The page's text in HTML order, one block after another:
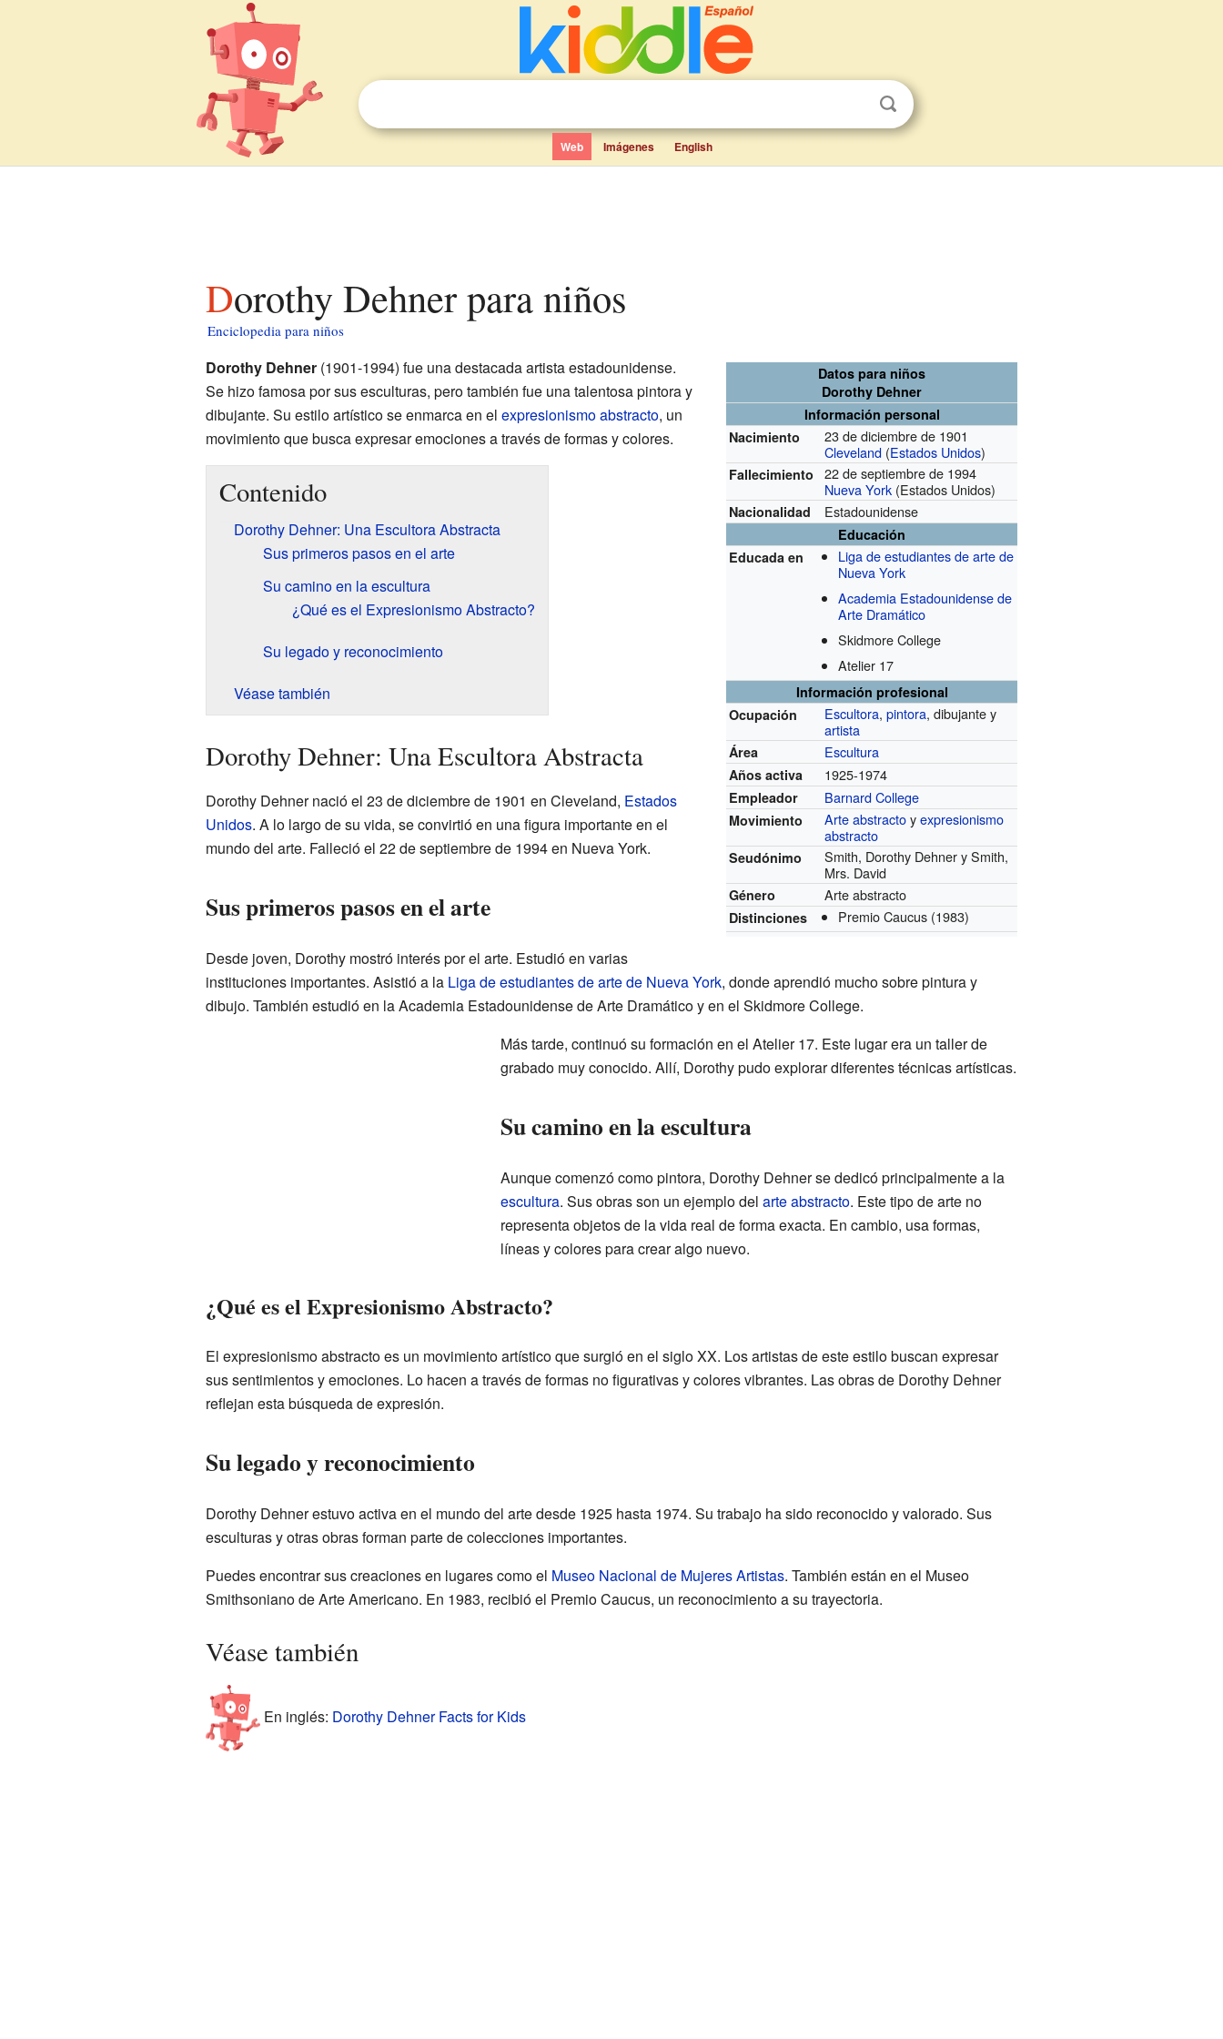
Web Imágenes English
Dorothy Dehner para niños
Enciclopedia para niños
Datos para niños
Dorothy Dehner
Información personal
Nacimiento
23 de diciembre de 1901
Cleveland (Estados Unidos)
Fallecimiento
22 de septiembre de 1994
Nueva York (Estados Unidos)
Nacionalidad Estadounidense
Educación
Educada en
Liga de estudiantes de arte de
Nueva York
Academia Estadounidense de
Arte Dramático
Skidmore College
Atelier 17
Información profesional
Ocupación
Escultora,pintora, dibujante y
artista
Área Escultura
Años activa 1925-1974
Empleador Barnard College
Movimiento Arte abstractoyexpresionismo
abstracto
Seudónimo
Smith, Dorothy Dehner y Smith,
Mrs. David
Género Arte abstracto
Distinciones Premio Caucus (1983)
Dorothy Dehner(1901-1994) fue una destacada artista estadounidense.
Se hizo famosa por sus esculturas, pero también fue una talentosa pintora y
dibujante. Su estilo artístico se enmarca en el expresionismo abstracto, un
movimiento que busca expresar emociones a través de formas y colores.
Contenido
Dorothy Dehner: Una Escultora Abstracta
Sus primeros pasos en el arte
Su camino en la escultura
¿Qué es el Expresionismo Abstracto?
Su legado y reconocimiento
Véase también
Dorothy Dehner: Una Escultora Abstracta
Dorothy Dehner nació el 23 de diciembre de 1901 en Cleveland, Estados
Unidos. A lo largo de su vida, se convirtió en una figura importante en el
mundo del arte. Falleció el 22 de septiembre de 1994 en Nueva York.
Sus primeros pasos en el arte
Desde joven, Dorothy mostró interés por el arte. Estudió en varias
instituciones importantes. Asistió a la Liga de estudiantes de arte de Nueva York, donde aprendió mucho sobre pintura y
dibujo. También estudió en la Academia Estadounidense de Arte Dramático y en el Skidmore College.
Más tarde, continuó su formación en el Atelier 17. Este lugar era un taller de
grabado muy conocido. Allí, Dorothy pudo explorar diferentes técnicas artísticas.
Su camino en la escultura
Aunque comenzó como pintora, Dorothy Dehner se dedicó principalmente a la
escultura. Sus obras son un ejemplo del arte abstracto. Este tipo de arte no
representa objetos de la vida real de forma exacta. En cambio, usa formas,
líneas y colores para crear algo nuevo.
¿Qué es el Expresionismo Abstracto?
El expresionismo abstracto es un movimiento artístico que surgió en el siglo XX. Los artistas de este estilo buscan expresar
sus sentimientos y emociones. Lo hacen a través de formas no figurativas y colores vibrantes. Las obras de Dorothy Dehner
reflejan esta búsqueda de expresión.
Su legado y reconocimiento
Dorothy Dehner estuvo activa en el mundo del arte desde 1925 hasta 1974. Su trabajo ha sido reconocido y valorado. Sus
esculturas y otras obras forman parte de colecciones importantes.
Puedes encontrar sus creaciones en lugares como el Museo Nacional de Mujeres Artistas. También están en el Museo
Smithsoniano de Arte Americano. En 1983, recibió el Premio Caucus, un reconocimiento a su trayectoria.
Véase también
En inglés: Dorothy Dehner Facts for Kids